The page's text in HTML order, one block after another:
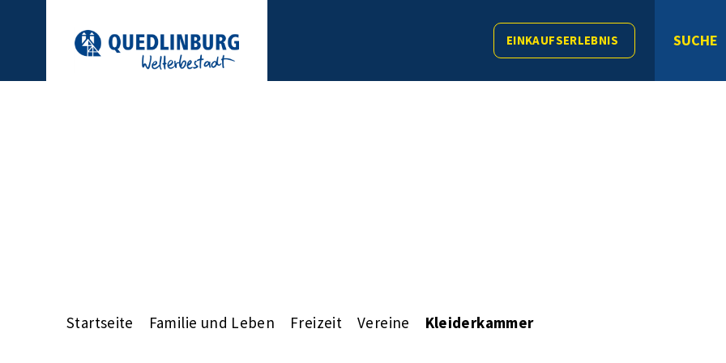
EINKAUFSERLEBNIS SUCHE
Startseite Familie und Leben Freizeit Vereine Kleiderkammer